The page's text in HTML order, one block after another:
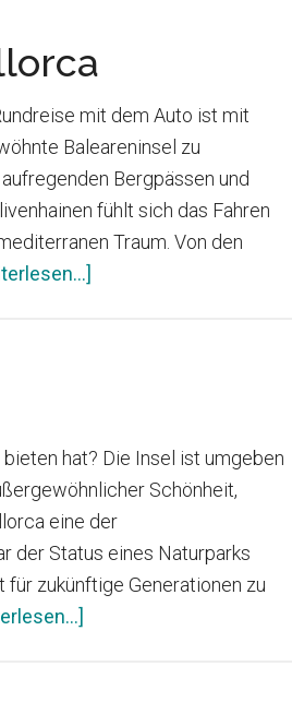
mit dem Auto ist mit
Baleareninsel zu
Bergpässen und
fühlt sich das Fahren
Traum. Von den
auf
Mallorca
hat? Die Insel ist umgeben
Schönheit,
eine der
der Status eines Naturparks
zukünftige Generationen zu